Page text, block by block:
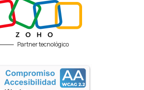
Partner tecnológico